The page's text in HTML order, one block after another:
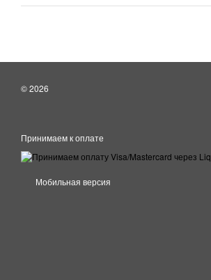
© 2026
Принимаем к оплате
Мобильная версия